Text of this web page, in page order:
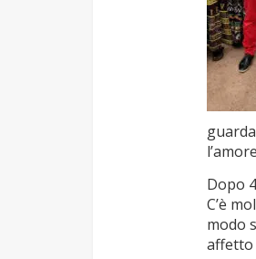
Dopo
C’è
modo
affetto